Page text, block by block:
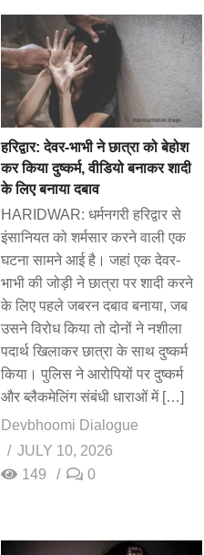
हरिद्वार: देवर-भाभी ने छात्रा को बेहोश
कर किया दुष्कर्म, वीडियो बनाकर शादी
के लिए बनाया दबाव
HARIDWAR: धर्मनगरी हरिद्वार से
इंसानियत को शर्मसार करने वाली एक
घटना सामने आई है। जहां एक देवर-
भाभी की जोड़ी ने छात्रा पर शादी करने
के लिए पहले जबरन दबाव बनाया, जब
उसने विरोध किया तो दोनों ने नशीला
पदार्थ खिलाकर छात्रा के साथ दुष्कर्म
किया। पुलिस ने आरोपियों पर दुष्कर्म
और ब्लैकमेलिंग संबंधी धाराओं में […]
Devbhoomi Dialogue
JULY 10, 2026
149
0